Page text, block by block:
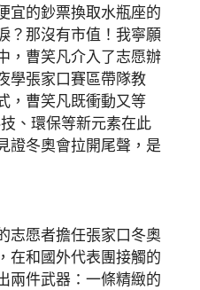
宜的鈔票換取水瓶座的
？那沒有市值！我寧願
，曹笑凡介入了志愿辦
學張家口賽區帶隊教
，曹笑凡既衝動又等
、環保等新元素在此
證冬奧會拉開尾聲，是
志愿者擔任張家口冬奧
在和國外代表團接觸的
兩件武器：一條精緻的